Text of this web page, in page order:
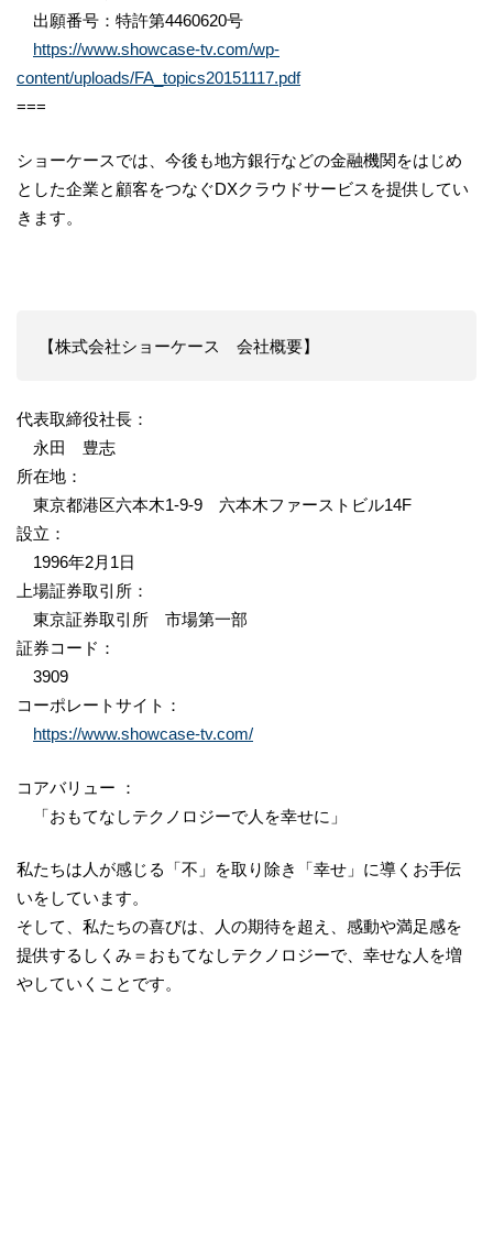
出願番号：特許第4460620号
https://www.showcase-tv.com/wp-
content/uploads/FA_topics20151117.pdf
===
ショーケースでは、今後も地方銀行などの金融機関をはじめ
とした企業と顧客をつなぐDXクラウドサービスを提供してい
きます。
【株式会社ショーケース 会社概要】
代表取締役社長：
永田 豊志
所在地：
東京都港区六本木1-9-9 六本木ファーストビル14F
設立：
1996年2月1日
上場証券取引所：
東京証券取引所 市場第一部
証券コード：
3909
コーポレートサイト：
https://www.showcase-tv.com/
コアバリュー ：
「おもてなしテクノロジーで人を幸せに」
私たちは人が感じる「不」を取り除き「幸せ」に導くお手伝
いをしています。
そして、私たちの喜びは、人の期待を超え、感動や満足感を
提供するしくみ＝おもてなしテクノロジーで、幸せな人を増
やしていくことです。